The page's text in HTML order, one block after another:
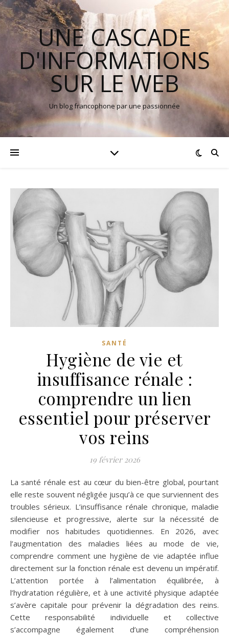
UNE CASCADE
D'INFORMATIONS
SUR LE WEB
Un blog francophone par une passionnée
SANTÉ
Hygiène de vie et
insuffisance rénale :
comprendre un lien
essentiel pour préserver
vos reins
19 février 2026
La santé rénale est au cœur du bien-être global, pourtant
elle reste souvent négligée jusqu’à ce que surviennent des
troubles sérieux. L’insuffisance rénale chronique, maladie
silencieuse et progressive, alerte sur la nécessité de
modifier nos habitudes quotidiennes. En 2026, avec
l’augmentation des maladies liées au mode de vie,
comprendre comment une hygiène de vie adaptée influe
directement sur la fonction rénale est devenu un impératif.
L’attention portée à l’alimentation équilibrée, à
l’hydratation régulière, et à une activité physique adaptée
s’avère capitale pour prévenir la dégradation des reins.
Cette responsabilité individuelle et collective
s’accompagne également d’une compréhension